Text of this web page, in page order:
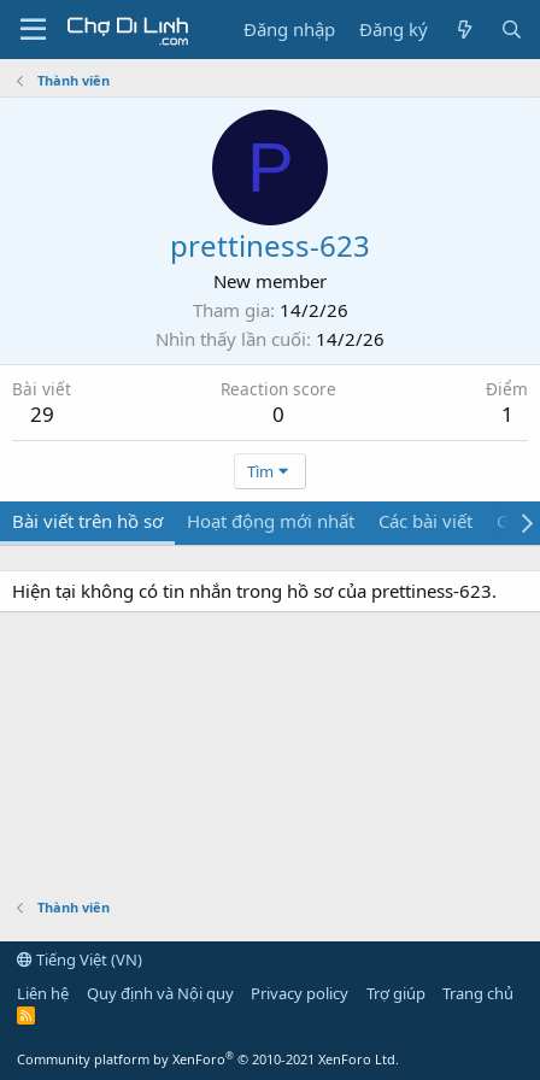
Đăng nhập Đăng ký
Thành viên
P
prettiness-623
New member
Tham gia 14/2/26
Nhìn thấy lần cuối 14/2/26
Bài viết
29
Reaction score
0
Điểm
1
Tìm
Bài viết trên hồ sơ Hoạt động mới nhất Các bài viết Giới
Hiện tại không có tin nhắn trong hồ sơ của prettiness-623.
Thành viên
Tiếng Việt (VN)
Liên hệ
Quy định và Nội quy Privacy policy Trợ giúp Trang chủ
R
Community platform by XenForo® © 2010-2021 XenForo Ltd.